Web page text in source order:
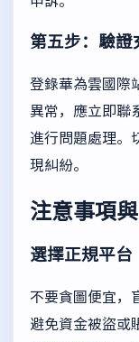
第五步：驗證
登錄華為雲國際
異常，應立即聯
進行問題處理。
現糾紛。
注意事項
選擇正規平台
不要貪圖便宜，
避免資金被盜或